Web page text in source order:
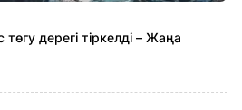
дерегі тіркелді – Жаңа